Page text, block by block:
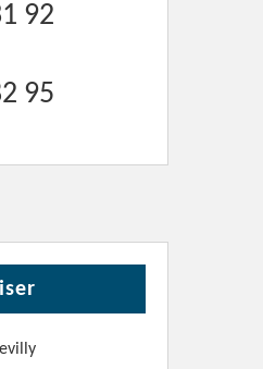
92
95